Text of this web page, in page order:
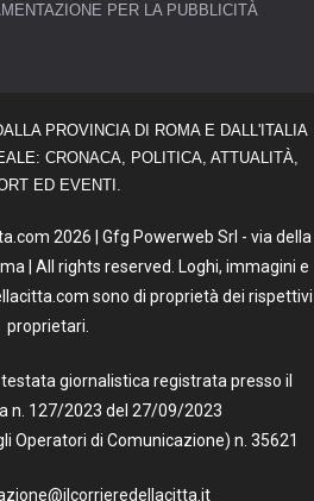
PER LA PUBBLICITÀ
PROVINCIA DI ROMA E DALL'ITALIA
CRONACA, POLITICA, ATTUALITÀ,
ED EVENTI.
2026 | Gfg Powerweb Srl - via della
| All rights reserved. Loghi, immagini e
sono di proprietà dei rispettivi
proprietari.
testata giornalistica registrata presso il
n. 127/2023 del 27/09/2023
Operatori di Comunicazione) n. 35621